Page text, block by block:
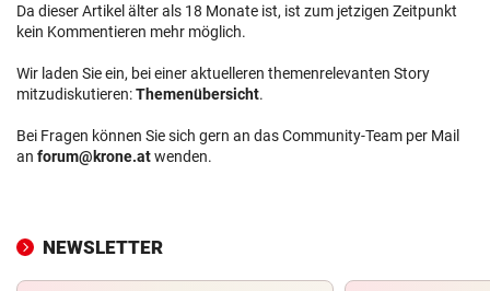
Da dieser Artikel älter als 18 Monate ist, ist zum jetzigen Zeitpunkt
kein Kommentieren mehr möglich.
Wir laden Sie ein, bei einer aktuelleren themenrelevanten Story
mitzudiskutieren:Themenübersicht.
Bei Fragen können Sie sich gern an das Community-Team per Mail
an forum@krone.atwenden.
NEWSLETTER